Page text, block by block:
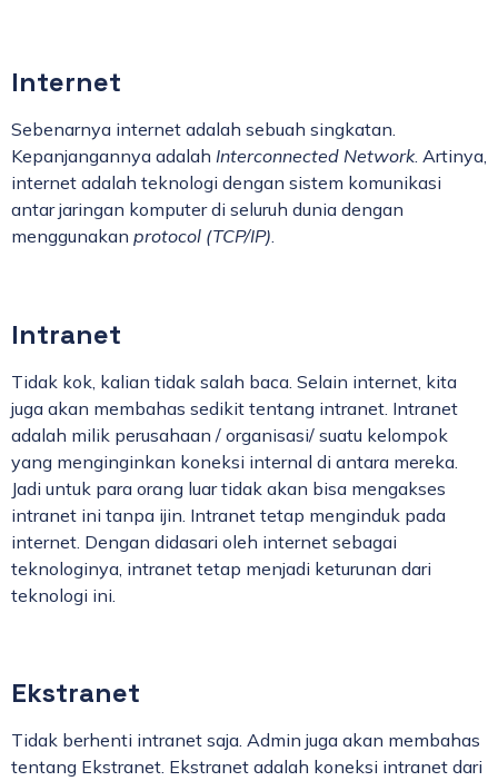
Internet
Sebenarnya internet adalah sebuah singkatan.
Kepanjangannya adalah Interconnected Network. Artinya,
internet adalah teknologi dengan sistem komunikasi
antar jaringan komputer di seluruh dunia dengan
menggunakan protocol (TCP/IP).
Intranet
Tidak kok, kalian tidak salah baca. Selain internet, kita
juga akan membahas sedikit tentang intranet. Intranet
adalah milik perusahaan / organisasi/ suatu kelompok
yang menginginkan koneksi internal di antara mereka.
Jadi untuk para orang luar tidak akan bisa mengakses
intranet ini tanpa ijin. Intranet tetap menginduk pada
internet. Dengan didasari oleh internet sebagai
teknologinya, intranet tetap menjadi keturunan dari
teknologi ini.
Ekstranet
Tidak berhenti intranet saja. Admin juga akan membahas
tentang Ekstranet. Ekstranet adalah koneksi intranet dari